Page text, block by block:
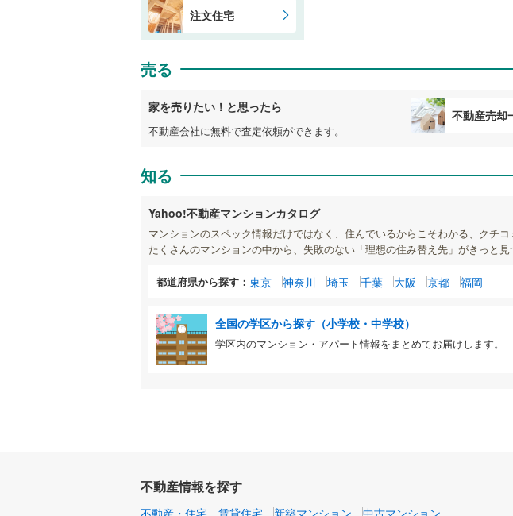
注文住宅
売る
家を売りたい！と思ったら
不動産会社に無料で査定依頼ができます。
不動産売却
知る
Yahoo!不動産マンションカタログ
マンションのスペック情報だけではなく、住んでいるからこそわかる、クチコ
たくさんのマンションの中から、失敗のない「理想の住み替え先」がきっと見
都道府県から探す： 東京 神奈川 埼玉 千葉 大阪 京都 福岡
全国の学区から探す（小学校・中学校）
学区内のマンション・アパート情報をまとめてお届けします。
不動産情報を探す
不動産・住宅 賃貸住宅 新築マンション 中古マンション